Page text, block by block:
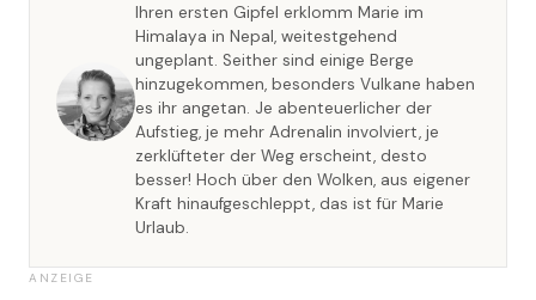
Ihren ersten Gipfel erklomm Marie im
Himalaya in Nepal, weitestgehend
ungeplant. Seither sind einige Berge
hinzugekommen, besonders Vulkane haben
es ihr angetan. Je abenteuerlicher der
Aufstieg, je mehr Adrenalin involviert, je
zerklüfteter der Weg erscheint, desto
besser! Hoch über den Wolken, aus eigener
Kraft hinaufgeschleppt, das ist für Marie
Urlaub.
ANZEIGE